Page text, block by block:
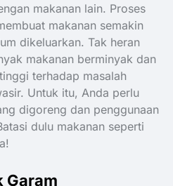
makanan lain. Proses
makanan semakin
dikeluarkan. Tak heran
makanan berminyak dan
terhadap masalah
Untuk itu, Anda perlu
digoreng dan penggunaan
dulu makanan seperti
Garam